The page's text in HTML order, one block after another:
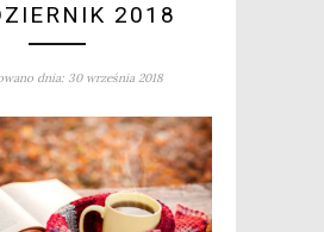
2018
dnia: 30 września 2018